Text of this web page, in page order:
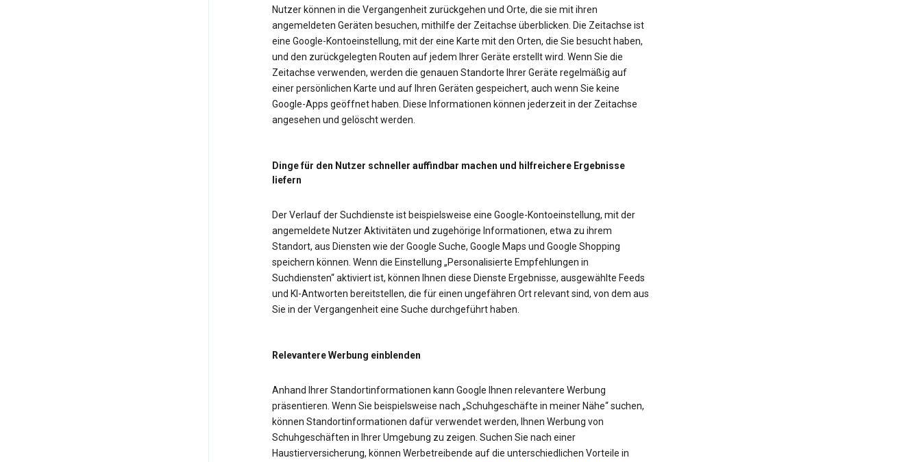
Nutzer können in die Vergangenheit zurückgehen und Orte, die sie mit ihren
angemeldeten Geräten besuchen, mithilfe der Zeitachse überblicken. Die Zeitachse ist
eine Google-Kontoeinstellung, mit der eine Karte mit den Orten, die Sie besucht haben,
und den zurückgelegten Routen auf jedem Ihrer Geräte erstellt wird. Wenn Sie die
Zeitachse verwenden, werden die genauen Standorte Ihrer Geräte regelmäßig auf
einer persönlichen Karte und auf Ihren Geräten gespeichert, auch wenn Sie keine
Google-Apps geöffnet haben. Diese Informationen können jederzeit in der Zeitachse
angesehen und gelöscht werden.
Dinge für den Nutzer schneller auffindbar machen und hilfreichere Ergebnisse
liefern
Der Verlauf der Suchdienste ist beispielsweise eine Google-Kontoeinstellung, mit der
angemeldete Nutzer Aktivitäten und zugehörige Informationen, etwa zu ihrem
Standort, aus Diensten wie der Google Suche, Google Maps und Google Shopping
speichern können. Wenn die Einstellung „Personalisierte Empfehlungen in
Suchdiensten“ aktiviert ist, können Ihnen diese Dienste Ergebnisse, ausgewählte Feeds
und KI-Antworten bereitstellen, die für einen ungefähren Ort relevant sind, von dem aus
Sie in der Vergangenheit eine Suche durchgeführt haben.
Relevantere Werbung einblenden
Anhand Ihrer Standortinformationen kann Google Ihnen relevantere Werbung
präsentieren. Wenn Sie beispielsweise nach „Schuhgeschäfte in meiner Nähe“ suchen,
können Standortinformationen dafür verwendet werden, Ihnen Werbung von
Schuhgeschäften in Ihrer Umgebung zu zeigen. Suchen Sie nach einer
Haustierversicherung, können Werbetreibende auf die unterschiedlichen Vorteile in